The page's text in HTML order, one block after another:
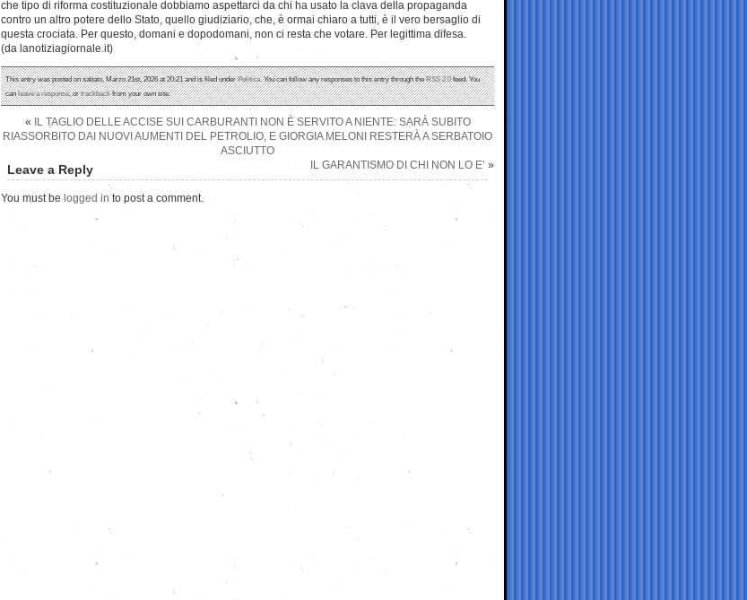
che tipo di riforma costituzionale dobbiamo aspettarci da chi ha usato la clava della propaganda
contro un altro potere dello Stato, quello giudiziario, che, è ormai chiaro a tutti, è il vero bersaglio di
questa crociata. Per questo, domani e dopodomani, non ci resta che votare. Per legittima difesa.
(da lanotiziagiornale.it)
This entry was posted on sabato, Marzo 21st, 2026 at 20:21 and is filed underPolitica. You can follow any responses to this entry through theRSS 2.0feed. You
canleave a response, ortrackbackfrom your own site.
«
IL TAGLIO DELLE ACCISE SUI CARBURANTI NON È SERVITO A NIENTE: SARÀ SUBITO
RIASSORBITO DAI NUOVI AUMENTI DEL PETROLIO, E GIORGIA MELONI RESTERÀ A SERBATOIO
ASCIUTTO
IL GARANTISMO DI CHI NON LO E’ »
Leave a Reply
You must be logged in to post a comment.